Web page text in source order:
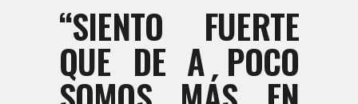
“SIENTO FUERTE
QUE DE A POCO